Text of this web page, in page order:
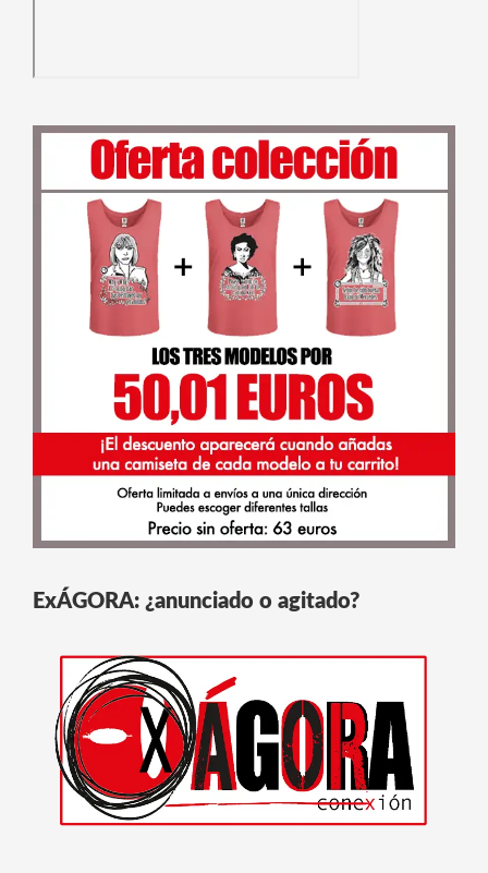
ExÁGORA: ¿anunciado o agitado?